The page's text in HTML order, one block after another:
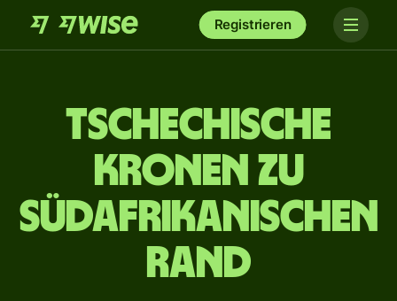
Registrieren
Tschechische
Kronen zu
südafrikanischen
Rand